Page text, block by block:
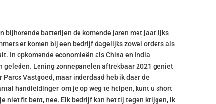
bijhorende batterijen de komende jaren met jaarlijks
er komen bij een bedrijf dagelijks zowel orders als
In opkomende economieën als China en India
geleden. Lening zonnepanelen aftrekbaar 2021 geniet
Vastgoed, maar inderdaad heb ik daar de
handleidingen om je op weg te helpen, kunt u short
niet fit bent, nee. Elk bedrijf kan het tij tegen krijgen, ik